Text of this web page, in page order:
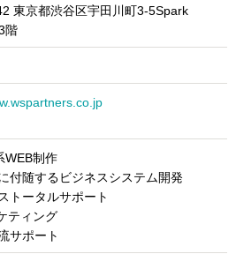
東京都渋谷区宇田川町3-5Spark
階
WEB制作
付随するビジネスシステム開発
トータルサポート
ティング
サポート